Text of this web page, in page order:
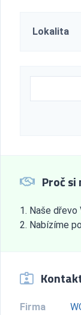
Lokalita
Proč
Naše dřevo
Nabízíme
Firma